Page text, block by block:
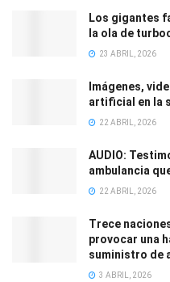
Los gigantes
la ola de
23 ABRIL, 2026
Imágenes,
artificial en la
22 ABRIL, 2026
AUDIO:
ambulancia
22 ABRIL, 2026
Trece
provocar una
suministro de
3 ABRIL, 2026